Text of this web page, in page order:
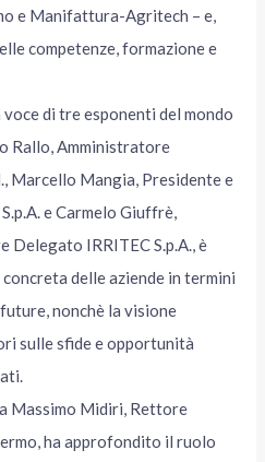
e Manifattura-Agritech – e,
competenze, formazione e
di tre esponenti del mondo
Rallo, Amministratore
Marcello Mangia, Presidente e
e Carmelo Giuffrè,
Delegato IRRITEC S.p.A., è
delle aziende in termini
nonchè la visione
sulle sfide e opportunità
Massimo Midiri, Rettore
ha approfondito il ruolo